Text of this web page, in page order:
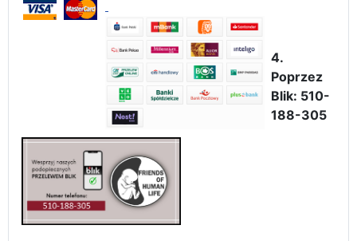
4.
Poprzez
Blik: 510-
188-305